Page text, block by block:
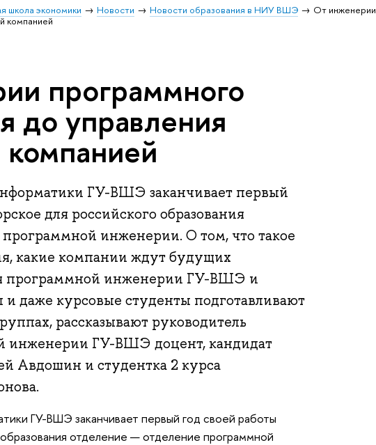
школа экономики Новости Новости образования в НИУ ВШЭ
От инженерии
компанией
программного
до управления
ГУ-ВШЭ заканчивает первый
для российского образования
инженерии. О том, что такое
какие компании ждут будущих
программной инженерии ГУ-ВШЭ и
даже курсовые студенты подготавливают
рассказывают руководитель
инженерии ГУ-ВШЭ доцент, кандидат
Авдошин и студентка 2 курса
ГУ-ВШЭ заканчивает первый год своей работы
отделение — отделение программной